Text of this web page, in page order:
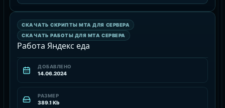
РЕСУРС
СКАЧАТЬ СКРИПТЫ MTA ДЛЯ СЕРВЕРА
СКАЧАТЬ РАБОТЫ ДЛЯ MTA СЕРВЕРА
Работа Яндекс еда
ДОБАВЛЕНО
14.06.2024
РАЗМЕР
389.1 Kb